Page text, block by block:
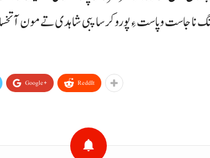
نا جاست وپاست ءِ پورو کرسا پبی شاہدی تے مون آ
Google+ ReddIt